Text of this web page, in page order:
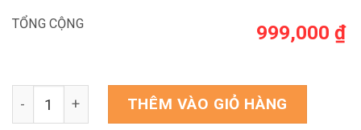
TỔNG CỘNG 999,000 ₫
Theme WordPress landing page bán máy tính, laptop
THÊM VÀO GIỎ HÀNG